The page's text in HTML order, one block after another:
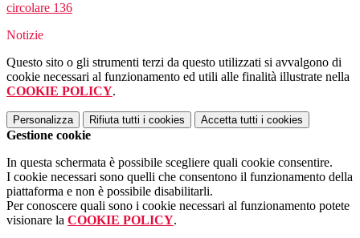
circolare 136
Notizie
Questo sito o gli strumenti terzi da questo utilizzati si avvalgono di
cookie necessari al funzionamento ed utili alle finalità illustrate nella
COOKIE POLICY.
Personalizza Rifiuta tutti i cookies Accetta tutti i cookies
Gestione cookie
In questa schermata è possibile scegliere quali cookie consentire.
I cookie necessari sono quelli che consentono il funzionamento della
piattaforma e non è possibile disabilitarli.
Per conoscere quali sono i cookie necessari al funzionamento potete
visionare la COOKIE POLICY.